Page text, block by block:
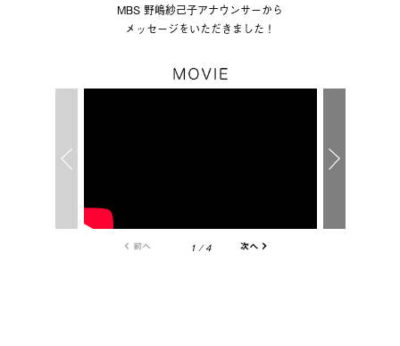
MBS 野嶋紗己子アナウンサーから
メッセージをいただきました！
1/ 4